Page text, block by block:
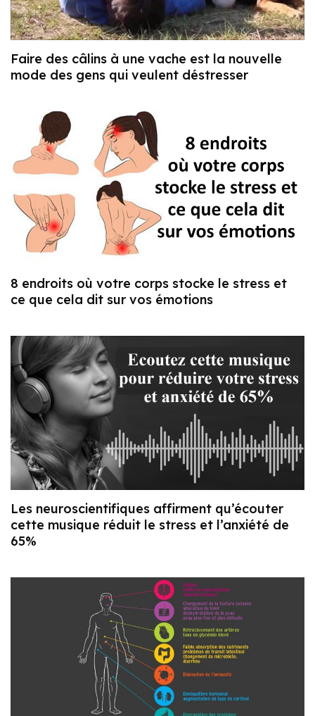
Faire des câlins à une vache est la nouvelle
mode des gens qui veulent déstresser
8 endroits où votre corps stocke le stress et
ce que cela dit sur vos émotions
Les neuroscientifiques affirment qu’écouter
cette musique réduit le stress et l’anxiété de
65%